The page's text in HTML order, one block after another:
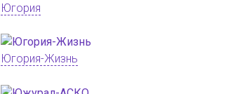
Югория
Югория-Жизнь